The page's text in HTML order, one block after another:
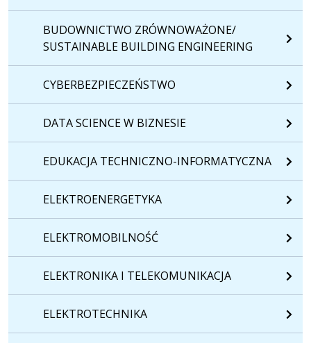
BUDOWNICTWO ZRÓWNOWAŻONE/
SUSTAINABLE BUILDING ENGINEERING
CYBERBEZPIECZEŃSTWO
DATA SCIENCE W BIZNESIE
EDUKACJA TECHNICZNO-INFORMATYCZNA
ELEKTROENERGETYKA
ELEKTROMOBILNOŚĆ
ELEKTRONIKA I TELEKOMUNIKACJA
ELEKTROTECHNIKA